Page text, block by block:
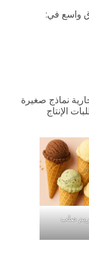
واسع في:
نماذج صغيرة
الإنتاج
صلب